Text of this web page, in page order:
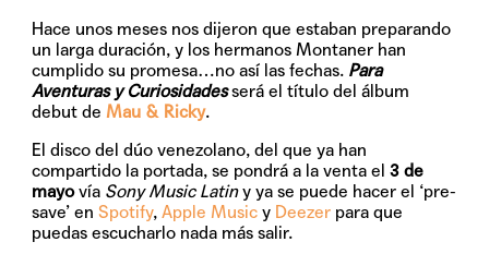
Hace unos meses nos dijeron que estaban preparando
un larga duración, y los hermanos Montaner han
cumplido su promesa…no así las fechas. Para
Aventuras y Curiosidades será el título del álbum
debut de Mau & Ricky.
El disco del dúo venezolano, del que ya han
compartido la portada, se pondrá a la venta el3 de
mayovía Sony Music Latiny ya se puede hacer el ‘pre-
save’ enSpotify,Apple Music y Deezer para que
puedas escucharlo nada más salir.